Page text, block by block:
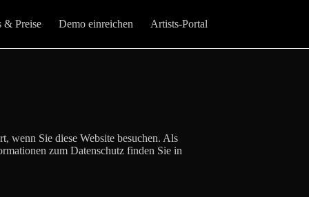
& Preise Demo einreichen Artists-Portal
wenn Sie diese Website besuchen. Als
zum Datenschutz finden Sie in